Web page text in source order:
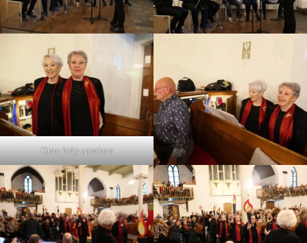
Onze lady-speakers